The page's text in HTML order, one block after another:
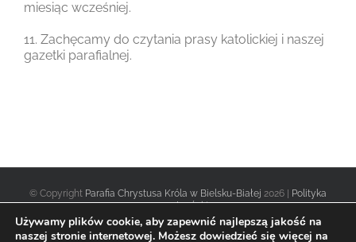
miesiąc wcześniej.
11. Zachęcamy do czytania prasy katolickiej i naszej
gazetki parafialnej.
© Copyright Parafia Chrystusa Króla w Bielsku-Białej 2026 | Polityka
prywatności|
Używamy plików cookie, aby zapewnić najlepszą jakość na
naszej stronie internetowej. Możesz dowiedzieć się więcej na